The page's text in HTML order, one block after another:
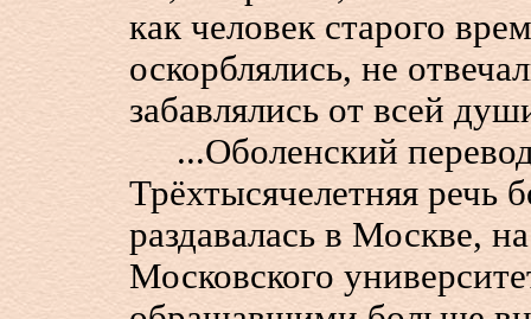
как человек старого
оскорблялись, не
забавлялись от всей
...Оболенский
Трёхтысячелетняя речь
раздавалась в Москве,
Московского